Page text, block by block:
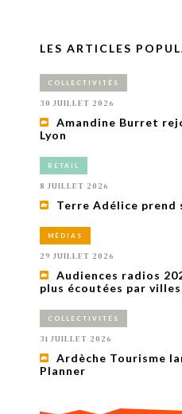
LES ARTICLES
COLLECTIVITÉS
30 JUILLET 2026
Amandine Burret
Lyon
RETAIL
8 JUILLET 2026
Terre Adélice prend
MÉDIAS
29 JUILLET 2026
Audiences radios
plus écoutées par villes
COLLECTIVITÉS
31 JUILLET 2026
Ardèche Tourisme
Planner